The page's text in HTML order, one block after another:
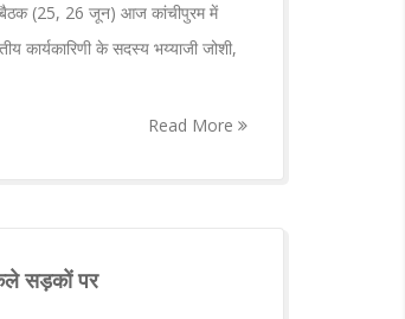
बैठक (25, 26 जून) आज कांचीपुरम में
कार्यकारिणी के सदस्य भय्याजी जोशी,
Read More
सड़कों पर